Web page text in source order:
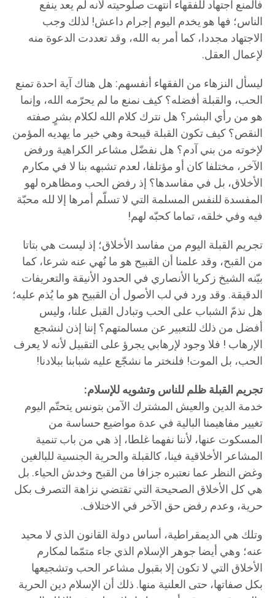
فالمنع اجتهاد للفقهاء انتهت صلوحيته لأنه لم يعد ينفع
الناس؛ فها هو يخدم اليوم إجرام داعش! لذلك وجب
الاجتهاد مجددا، كما أمر به الله، وقد تعددت الدعوة منه
لإعمال العقل.
ليسأل النزهاء من الفقهاء أنفسهم: هل هناك آية احدة تمنع
الحب، والقبلة أفضله؟ كيف نمنع ما لم يحرّمه الله، وإنما
هو من رأي البشر؟ هل نترك كلام الله لكلام بشرٍ صفته
النقص؟ كيف تكون القبلة قيبحة وهي خير ما يهديه المؤمن
لإخوته من بني آدم؟ هل نفضّل مشاعر الكراهية ورفض
الآخر، مختلفا كان أو مؤتلفا، لعدم تشبهه بنا لا في مكارم
الأخلاق، بل في مفاسدها؟ إذ رفض الحب ومظاهره لهو
المفسدة للنفس المسلمة التي لا تسلّم أمرها إلا لله محبّة
فيه وفي خلقه، تماما كحبّه لهم!
تجريم القبلة اليوم من مفاسد الأخلاق؛ إذ ليست هي بتاتا
من القبح، وقد علمنا أن القبيح هو ما نُهي عنه شرعا، كما
بيّنه الشيخ زكريا الأنصاري في الحدود الأنيقة والتعريفات
الدقيقة. وقد ورد في لب الأصول أن القبيح هو ما يُذم عليه؛
هل نذمّ الشباب على الحب وتبادل القبل علنا، وليس
أفضل من ذلك للتعبير عن مسالمتهم؟ إننا إذن لنشجع
الإرهاب ! فلا وجود لإرهابي يجرؤ على التقبيل لأنه لا يعرف
الحب، بل الموت! فلنختر ما نشجّع عليه شبابنا ببلادنا!
تجريم القبلة ظلم للناس وتشويه للإسلام:
خدمة الدين والعيش المشترك الآمن بتونس يتحتّم اليوم
تغيير مفاهيمنا البالية في عدة مواضيع حساسة من
المسكوت عنها، لأننا نفهما غلطا، إذ هي من باب تنمية
المشاعر الأخلاقية فينا، كالقبلة والحرية الجنسية للبالغين
وغض النظر عما نعتبره جزافا من القبح وخدش الحياء. بل
هي كل الأخلاق الصحيحة التي تقتضي نزاهة التصرف بكل
حرية، وعدم رفض حق الآخر في الاختلاف.
وتلك هي الديمقراطية، أساس دولة القانون الذي لا محيد
عنه؛ وهي أيضا جوهر الإسلام الذي جاء متمّما لمكارم
الأخلاق التي لا تكون إلا بقبول مشاعر الحب وتشجيعها
بكل صفاتها، حتى العلنية منها. ذلك أن الإسلام دين الحرية